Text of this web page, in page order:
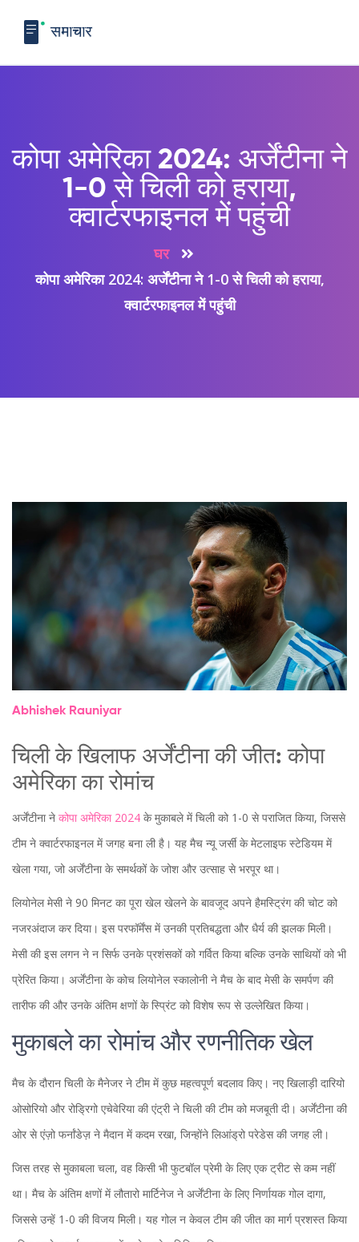
कोपा अमेरिका 2024: अर्जेंटीना ने
1-0 से चिली को हराया,
क्वार्टरफाइनल में पहुंची
घर
कोपा अमेरिका 2024: अर्जेंटीना ने 1-0 से चिली को हराया,
क्वार्टरफाइनल में पहुंची
Abhishek Rauniyar
चिली के खिलाफ अर्जेंटीना की जीत: कोपा
अमेरिका का रोमांच
अर्जेंटीना ने कोपा अमेरिका 2024 के मुकाबले में चिली को 1-0 से पराजित किया, जिससे
टीम ने क्वार्टरफाइनल में जगह बना ली है। यह मैच न्यू जर्सी के मेटलाइफ स्टेडियम में
खेला गया, जो अर्जेंटीना के समर्थकों के जोश और उत्साह से भरपूर था।
लियोनेल मेसी ने 90 मिनट का पूरा खेल खेलने के बावजूद अपने हैमस्ट्रिंग की चोट को
नजरअंदाज कर दिया। इस परफॉर्मेंस में उनकी प्रतिबद्धता और धैर्य की झलक मिली।
मेसी की इस लगन ने न सिर्फ उनके प्रशंसकों को गर्वित किया बल्कि उनके साथियों को भी
प्रेरित किया। अर्जेंटीना के कोच लियोनेल स्कालोनी ने मैच के बाद मेसी के समर्पण की
तारीफ की और उनके अंतिम क्षणों के स्प्रिंट को विशेष रूप से उल्लेखित किया।
मुकाबले का रोमांच और रणनीतिक खेल
मैच के दौरान चिली के मैनेजर ने टीम में कुछ महत्वपूर्ण बदलाव किए। नए खिलाड़ी दारियो
ओसोरियो और रोड्रिगो एचेवेरिया की एंट्री ने चिली की टीम को मजबूती दी। अर्जेंटीना की
ओर से एंज़ो फर्नांडेज़ ने मैदान में कदम रखा, जिन्होंने लिआंड्रो परेडेस की जगह ली।
जिस तरह से मुकाबला चला, वह किसी भी फुटबॉल प्रेमी के लिए एक ट्रीट से कम नहीं
था। मैच के अंतिम क्षणों में लौतारो मार्टिनेज ने अर्जेंटीना के लिए निर्णायक गोल दागा,
जिससे उन्हें 1-0 की विजय मिली। यह गोल न केवल टीम की जीत का मार्ग प्रशस्त किया